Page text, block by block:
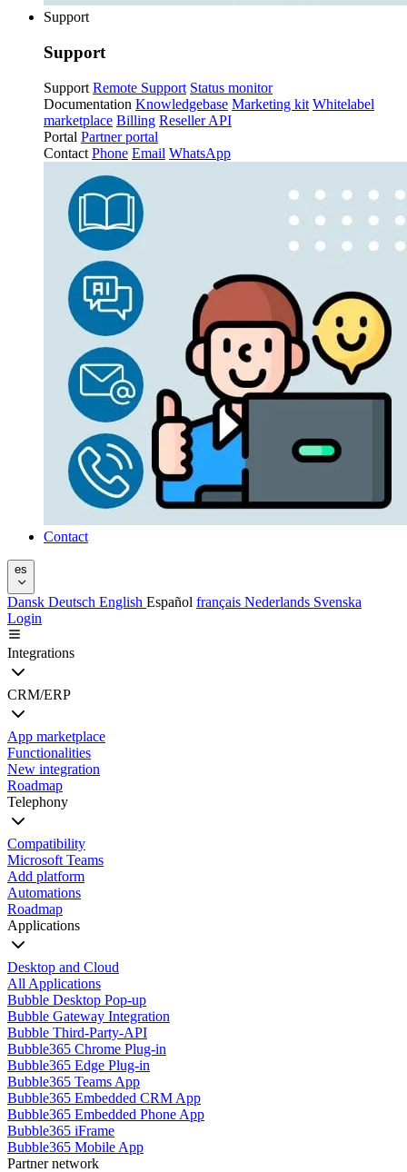
Support
Support
Support Remote Support Status monitor
Documentation Knowledgebase Marketing kit Whitelabel
marketplace Billing Reseller API
Portal Partner portal
Contact Phone Email WhatsApp
Contact
es
Dansk Deutsch English Español français Nederlands Svenska
Login
Integrations
CRM/ERP
App marketplace
Functionalities
New integration
Roadmap
Telephony
Compatibility
Microsoft Teams
Add platform
Automations
Roadmap
Applications
Desktop and Cloud
All Applications
Bubble Desktop Pop-up
Bubble Gateway Integration
Bubble Third-Party-API
Bubble365 Chrome Plug-in
Bubble365 Edge Plug-in
Bubble365 Teams App
Bubble365 Embedded CRM App
Bubble365 Embedded Phone App
Bubble365 iFrame
Bubble365 Mobile App
Partner network